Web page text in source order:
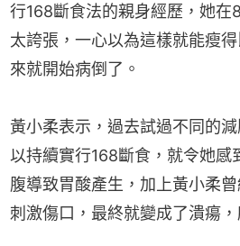
行168斷食法的親身經歷，她
太誇張，一心以為這樣就能瘦
來就開始病倒了。
黃小柔表示，過去試過不同的
以持續實行168斷食，就令她感
腹導致胃酸產生，加上黃小柔
刺激傷口，最終就變成了潰瘍